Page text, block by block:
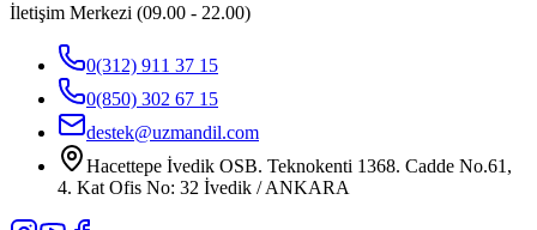
İletişim Merkezi (09.00 - 22.00)
0(312) 911 37 15
0(850) 302 67 15
destek@uzmandil.com
Hacettepe İvedik OSB. Teknokenti 1368. Cadde No.61,
4. Kat Ofis No: 32 İvedik / ANKARA